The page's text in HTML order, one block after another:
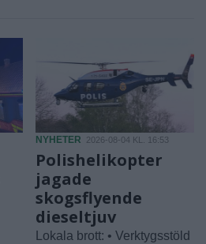
NYHETER 2026-08-04 KL. 16:53
Polishelikopter
jagade
skogsflyende
dieseltjuv
Lokala brott: • Verktygsstöld